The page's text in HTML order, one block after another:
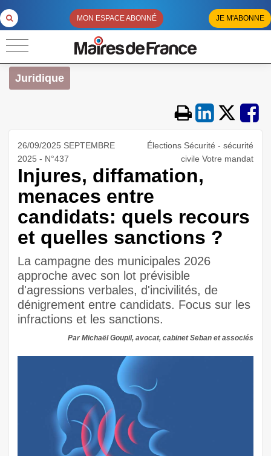
MON ESPACE ABONNÉ JE M'ABONNE
Juridique
26/09/2025 SEPTEMBRE
2025 - N°437
Élections Sécurité - sécurité
civile Votre mandat
Injures, diffamation,
menaces entre
candidats: quels recours
et quelles sanctions ?
La campagne des municipales 2026
approche avec son lot prévisible
d'agressions verbales, d'incivilités, de
dénigrement entre candidats. Focus sur les
infractions et les sanctions.
Par Michaël Goupil, avocat, cabinet Seban et associés